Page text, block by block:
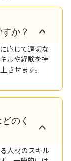
か？
応じて適切な
ルや経験を持
させます。
のく
人材のスキル